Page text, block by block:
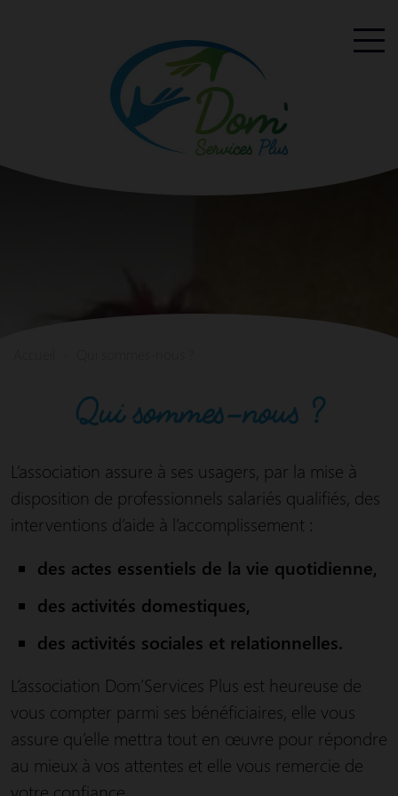
ASSOCIATION
Qui sommes-nous ?
L’association assure à ses usagers, par la mise à
disposition de professionnels salariés qualifiés, des
interventions d’aide à l’accomplissement :
des actes essentiels de la vie quotidienne,
des activités domestiques,
des activités sociales et relationnelles.
L’association Dom’Services Plus est heureuse de
vous compter parmi ses bénéficiaires, elle vous
assure qu’elle mettra tout en œuvre pour répondre
au mieux à vos attentes et elle vous remercie de
votre confiance.